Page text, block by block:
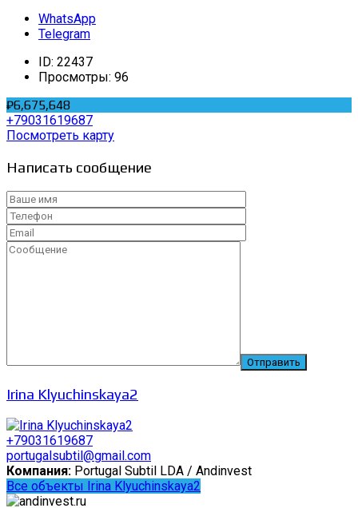
WhatsApp
Telegram
ID: 22437
Просмотры: 96
₽6,675,648
+79031619687
Посмотреть карту
Написать сообщение
Irina Klyuchinskaya2
+79031619687
portugalsubtil@gmail.com
Компания: Portugal Subtil LDA / Andinvest
Все объекты Irina Klyuchinskaya2